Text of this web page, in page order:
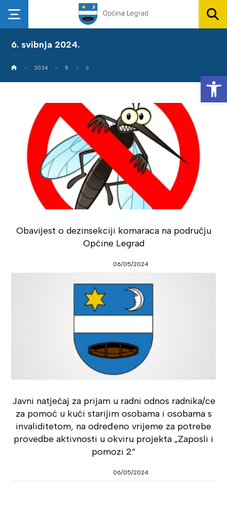
6. svibnja 2024.
2024 5 6
Obavijest o dezinsekciji komaraca na području
Općine Legrad
06/05/2024
Javni natječaj za prijam u radni odnos radnika/ce
za pomoć u kući starijim osobama i osobama s
invaliditetom, na određeno vrijeme za potrebe
provedbe aktivnosti u okviru projekta „Zaposli i
pomozi 2“
06/05/2024